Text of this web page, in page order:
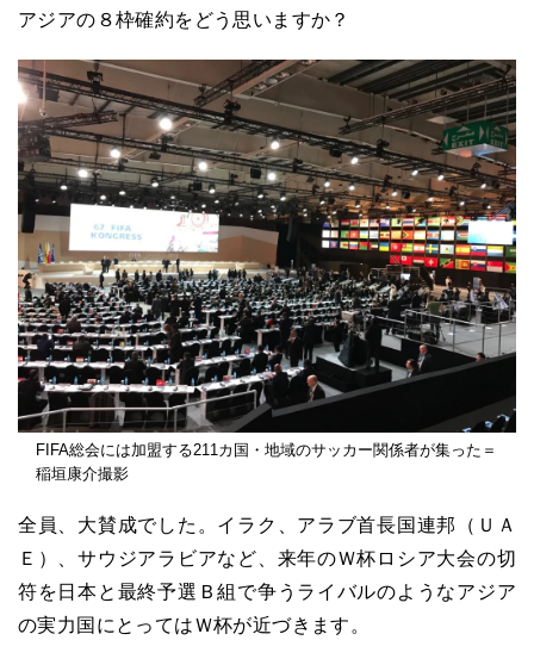
アジアの８枠確約をどう思いますか？
FIFA総会には加盟する211カ国・地域のサッカー関係者が集った＝
稲垣康介撮影
全員、大賛成でした。イラク、アラブ首長国連邦（ＵＡ
Ｅ）、サウジアラビアなど、来年のＷ杯ロシア大会の切
符を日本と最終予選Ｂ組で争うライバルのようなアジア
の実力国にとってはＷ杯が近づきます。